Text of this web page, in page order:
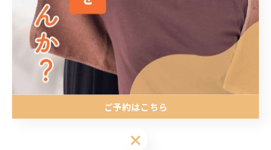
術と日常的なセルフケアの組み合わせが、長期的な健康
維持に役立つからです。たとえば、仕事や家事の合間を
利用して施術院に通い、リラックスする時間を設けるこ
とで、心身のバランスが整います。このような暮らし方
を実践することで、春町の住民は日々の健康リスクを最
小限に抑え、充実した毎日を送ることができます。
ご予約はこちら
ご予約はこちら